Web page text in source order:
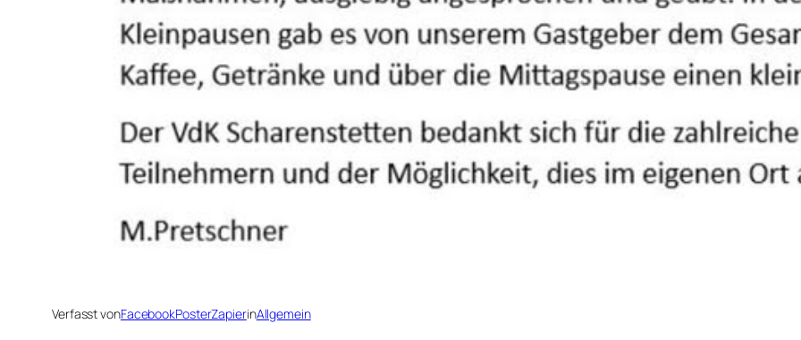
Verfasst vonFacebookPosterZapierinAllgemein